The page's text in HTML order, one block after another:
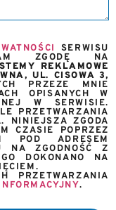
SERWISU
ZGODĘ NA
REKLAMOWE
UL. CISOWA 3,
PRZEZE MNIE
OPISANYCH W
W SERWISIE.
PRZETWARZANIA
NINIEJSZA ZGODA
CZASIE POPRZEZ
POD ADRESEM
NA ZGODNOŚĆ Z
DOKONANO NA
PRZETWARZANIA
.